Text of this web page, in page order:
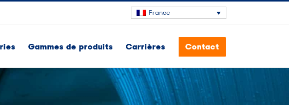
France
Gammes de produits Carrières Contact